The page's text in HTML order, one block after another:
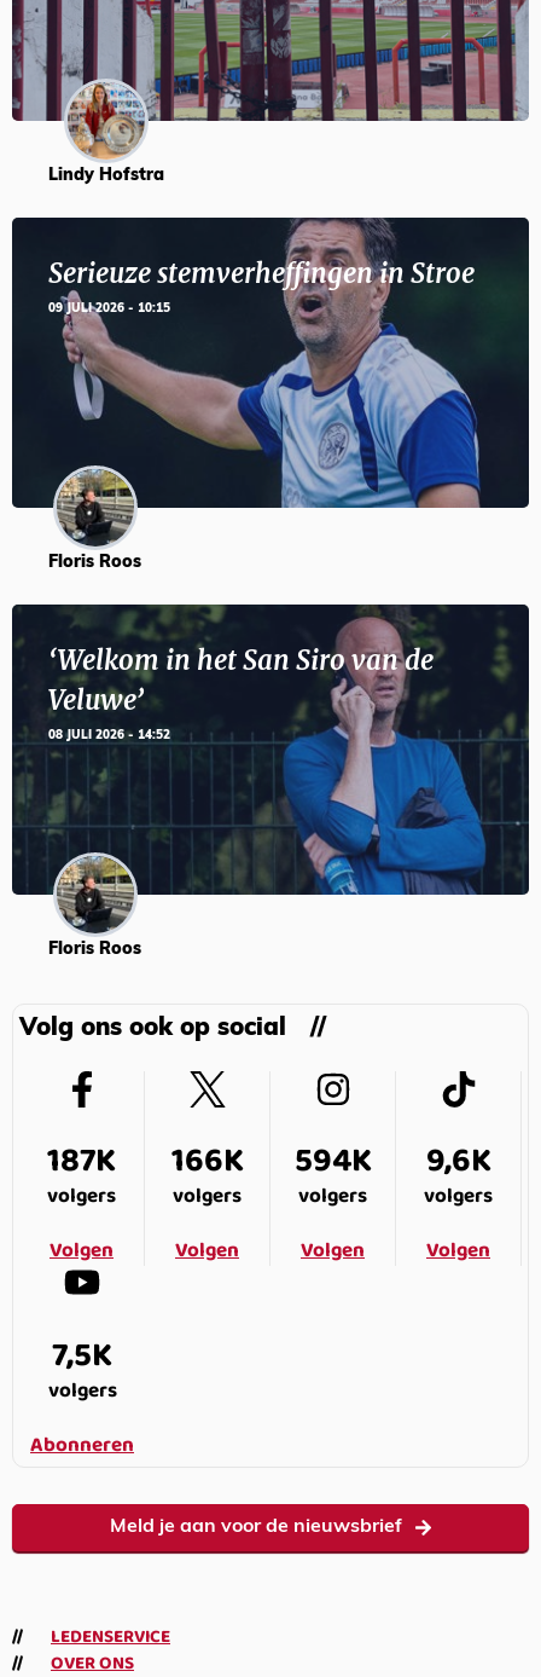
Lindy Hofstra
Serieuze stemverheffingen in Stroe
09 JULI 2026 - 10:15
Floris Roos
‘Welkom in het San Siro van de
Veluwe’
08 JULI 2026 - 14:52
Floris Roos
Volg ons ook op social
187K
volgers
Volgen
166K
volgers
Volgen
594K
volgers
Volgen
9,6K
volgers
Volgen
7,5K
volgers
Abonneren
Meld je aan voor de nieuwsbrief
LEDENSERVICE
OVER ONS